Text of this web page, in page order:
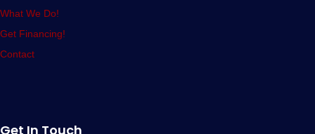
What We Do!
Get Financing!
Contact
Get In Touch